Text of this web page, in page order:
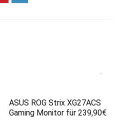
ASUS ROG Strix XG27ACS
Gaming Monitor für 239,90€